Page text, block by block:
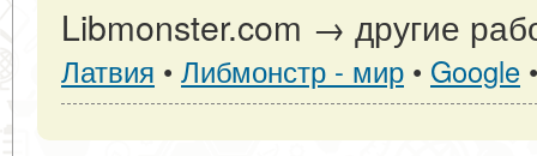
Libmonster.com → другие
Латвия • Либмонстр - мир • Google